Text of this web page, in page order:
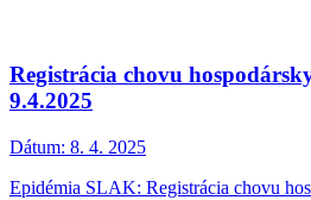
Registrácia chovu
9.4.2025
Dátum: 8. 4. 2025
Epidémia SLAK: Registrácia chovu